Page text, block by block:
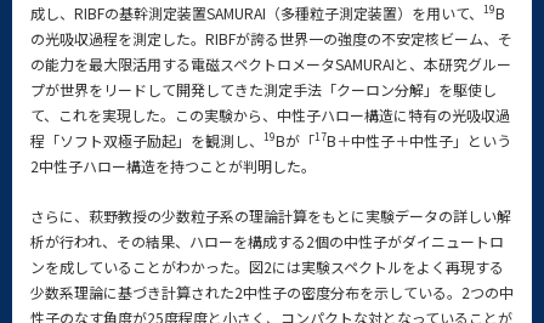
成し、RIBFの基幹測定装置SAMURAI（多種粒子測定装置）を用いて、
19B
の光吸収過程を測定した。RIBFが誇る世界一の強度の不安定核ビーム、そ
の能力を最大限活用する電磁スペクトロメータSAMURAIと、本研究グルー
プが世界をリードして開発してきた測定手法「クーロン分解」を駆使し
て、これを実現した。この実験から、中性子ハロー構造に特有の光吸収過
程「ソフト双極子励起」を観測し、
19Bが「17B＋中性子＋中性子」という
2中性子ハロー構造を持つことが判明した。
さらに、萩野教授の少数粒子系の理論計算をもとに実験データの詳しい解
析が行われ、その結果、ハローを構成する2個の中性子がダイニュートロ
ンを成していることがわかった。図2には実験スペクトルをよく再現する
少数系理論に基づき計算された2中性子の密度分布を示している。2つの中
性子のなす角度が25度程度と小さく、コンパクトな対となっていることが